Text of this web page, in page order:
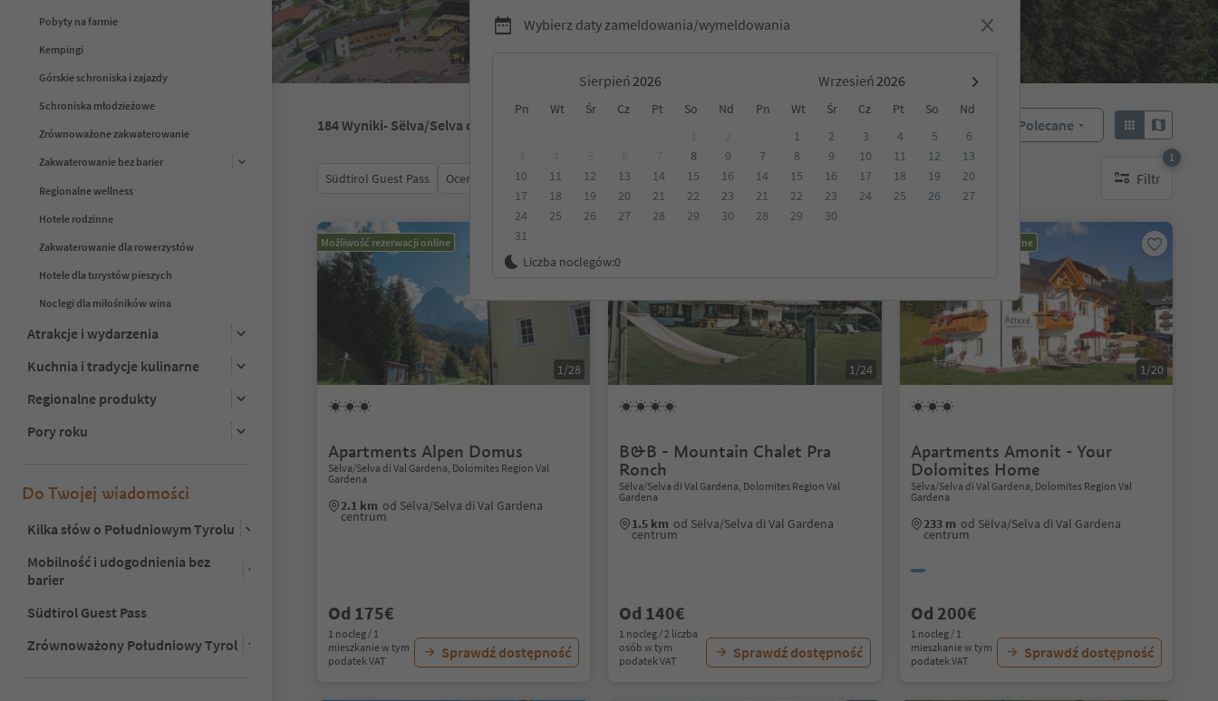
Pobyty na farmie
Kempingi
Górskie schroniska i zajazdy
Schroniska młodzieżowe
Zrównoważone zakwaterowanie
Zakwaterowanie bez barier
Regionalne wellness
Hotele rodzinne
Zakwaterowanie dla rowerzystów
Hotele dla turystów pieszych
Noclegi dla miłośników wina
Atrakcje i wydarzenia
Kuchnia i tradycje kulinarne
Regionalne produkty
Pory roku
Do Twojej wiadomości
Kilka słów o Południowym Tyrolu
Mobilność i udogodnienia bez
barier
Südtirol Guest Pass
Zrównoważony Południowy Tyrol
Wybierz daty zameldowania/wymeldowania
Sierpień Wrzesień
Pn Wt Śr Cz Pt So Nd Pn Wt Śr Cz Pt So
Nd
8
9
10
11 12 13 14 15
16
17
18 19 20 21 22
23
24
25 26 27 28 29
30
31
1 2 3 4 5
6
7
8 9 10 11 12
13
14
15 16 17 18 19
20
21
22 23 24 25 26
27
28
29 30
Liczba noclegów:0
184Wyniki- Sëlva/Selva di Val Gardena Polecane
Südtirol Guest Pass Ocena Kategoria Opcje wyżywienia Ekologiczne zakwaterowanie Filtr
1
1 aktywny filtr
Możliwość rezerwacji online
1/28
Apartments Alpen Domus
Sëlva/Selva di Val Gardena, Dolomites Region Val
Gardena
2.1 km od Sëlva/Selva di Val Gardena
centrum
Od 175€
1 nocleg / 1
mieszkanie w tym
podatek VAT
Sprawdź dostępność
1/24
B&B - Mountain Chalet Pra
Ronch
Sëlva/Selva di Val Gardena, Dolomites Region Val
Gardena
1.5 km od Sëlva/Selva di Val Gardena
centrum
Od 140€
1 nocleg / 2 liczba
osób w tym
podatek VAT
Sprawdź dostępność
Możliwość rezerwacji online
1/20
Apartments Amonit - Your
Dolomites Home
Sëlva/Selva di Val Gardena, Dolomites Region Val
Gardena
233 m od Sëlva/Selva di Val Gardena
centrum
Od 200€
1 nocleg / 1
mieszkanie w tym
podatek VAT
Sprawdź dostępność